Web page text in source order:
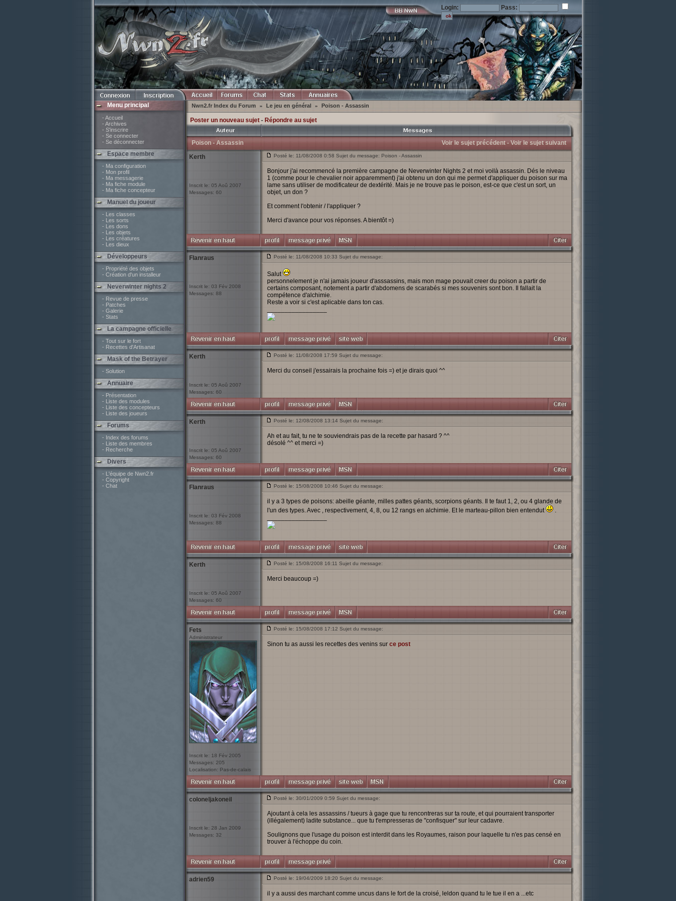
Login: Pass:
Menu principal
- Accueil
- Archives
- S'inscrire
- Se connecter
- Se déconnecter
Espace membre
- Ma configuration
- Mon profil
- Ma messagerie
- Ma fiche module
- Ma fiche concepteur
Manuel du joueur
- Les classes
- Les sorts
- Les dons
- Les objets
- Les créatures
- Les dieux
Développeurs
- Propriété des objets
- Création d'un installeur
Neverwinter nights 2
- Revue de presse
- Patches
- Galerie
- Stats
La campagne officielle
- Tout sur le fort
- Recettes d'Artisanat
Mask of the Betrayer
- Solution
Annuaire
- Présentation
- Liste des modules
- Liste des concepteurs
- Liste des joueurs
Forums
- Index des forums
- Liste des membres
- Recherche
Divers
- L'équipe de Nwn2.fr
- Copyright
- Chat
Nwn2.fr Index du Forum » Le jeu en général » Poison - Assassin
Poster un nouveau sujet- Répondre au sujet
Poison - Assassin Voir le sujet précédent - Voir le sujet suivant
Kerth
Inscrit le: 05 Aoû 2007
Messages: 60
Posté le: 11/08/2008 0:58 Sujet du message: Poison - Assassin
Bonjour j'ai recommencé la première campagne de Neverwinter Nights 2 et moi voilà assassin. Dés le niveau
1 (comme pour le chevalier noir apparemment) j'ai obtenu un don qui me permet d'appliquer du poison sur ma
lame sans utiliser de modificateur de dextérité. Mais je ne trouve pas le poison, est-ce que c'est un sort, un
objet, un don ?
Et comment l'obtenir / l'appliquer ?
Merci d'avance pour vos réponses. A bientôt =)
Flanraus
Inscrit le: 03 Fév 2008
Messages: 88
Posté le: 11/08/2008 10:33 Sujet du message:
Salut
personnelement je n'ai jamais joueur d'asssassins, mais mon mage pouvait creer du poison a partir de
certains composant, notement a partir d'abdomens de scarabés si mes souvenirs sont bon. Il fallait la
compétence d'alchimie.
Reste a voir si c'est aplicable dans ton cas.
Kerth
Inscrit le: 05 Aoû 2007
Messages: 60
Posté le: 11/08/2008 17:59 Sujet du message:
Merci du conseil j'essairais la prochaine fois =) et je dirais quoi ^^
Kerth
Inscrit le: 05 Aoû 2007
Messages: 60
Posté le: 12/08/2008 13:14 Sujet du message:
Ah et au fait, tu ne te souviendrais pas de la recette par hasard ? ^^
désolé ^^ et merci =)
Flanraus
Inscrit le: 03 Fév 2008
Messages: 88
Posté le: 15/08/2008 10:46 Sujet du message:
il y a 3 types de poisons: abeille géante, milles pattes géants, scorpions géants. Il te faut 1, 2, ou 4 glande de
l'un des types. Avec , respectivement, 4, 8, ou 12 rangs en alchimie. Et le marteau-pillon bien entendut
.
Kerth
Inscrit le: 05 Aoû 2007
Messages: 60
Posté le: 15/08/2008 16:11 Sujet du message:
Merci beaucoup =)
Fets
Administrateur
Inscrit le: 18 Fév 2005
Messages: 205
Localisation: Pas-de-calais
Posté le: 15/08/2008 17:12 Sujet du message:
Sinon tu as aussi les recettes des venins sur ce post
coloneljakoneil
Inscrit le: 28 Jan 2009
Messages: 32
Posté le: 30/01/2009 0:59 Sujet du message:
Ajoutant à cela les assassins / tueurs à gage que tu rencontreras sur ta route, et qui pourraient transporter
(illégalement) ladite substance... que tu t'empresseras de "confisquer" sur leur cadavre.
Soulignons que l'usage du poison est interdit dans les Royaumes, raison pour laquelle tu n'es pas censé en
trouver à l'échoppe du coin.
adrien59 Posté le: 19/04/2009 18:20 Sujet du message:
il y a aussi des marchant comme uncus dans le fort de la croisé, leldon quand tu le tue il en a ...etc